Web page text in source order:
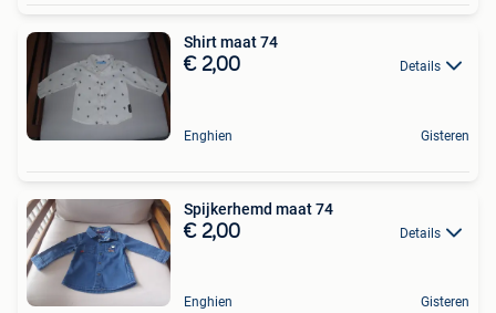
Shirt maat 74
€ 2,00 Details
Enghien Gisteren
Spijkerhemd maat 74
€ 2,00 Details
Enghien Gisteren